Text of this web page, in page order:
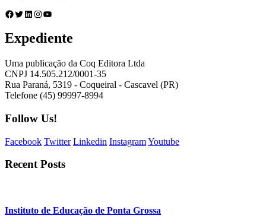
Facebook
Twitter
LinkedIn
Instagram
Youtube
Expediente
Uma publicação da Coq Editora Ltda
CNPJ 14.505.212/0001-35
Rua Paraná, 5319 - Coqueiral - Cascavel (PR)
Telefone (45) 99997-8994
Follow Us!
Facebook Twitter Linkedin InstagramYoutube
Recent Posts
Instituto de Educação de Ponta Grossa